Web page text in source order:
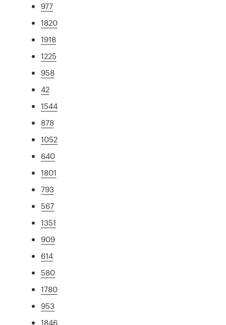
977
1820
1918
1225
958
42
1544
878
1052
640
1801
793
567
1351
909
614
580
1780
953
1846